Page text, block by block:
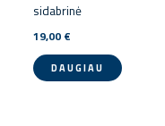
sidabrinė
19,00 €
DAUGIAU